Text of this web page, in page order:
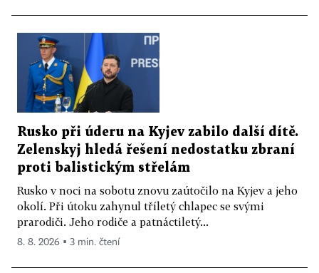
Rusko při úderu na Kyjev zabilo další dítě.
Zelenskyj hledá řešení nedostatku zbraní
proti balistickým střelám
Rusko v noci na sobotu znovu zaútočilo na Kyjev a jeho
okolí. Při útoku zahynul tříletý chlapec se svými
prarodiči. Jeho rodiče a patnáctiletý...
8. 8. 2026 ▪ 3 min. čtení